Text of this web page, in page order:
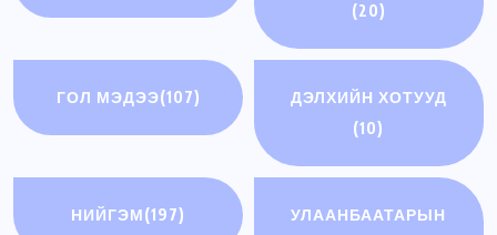
(20)
ГОЛ МЭДЭЭ(107)
ДЭЛХИЙН ХОТУУД
(10)
НИЙГЭМ(197)
УЛААНБААТАРЫН